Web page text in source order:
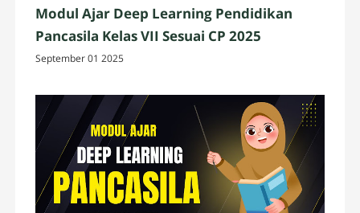
Modul Ajar Deep Learning Pendidikan
Pancasila Kelas VII Sesuai CP 2025
September 01 2025